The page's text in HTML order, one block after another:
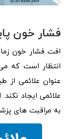
فشار خون
افت فشار خون
انتظار است که
عنوان علائمی
علائمی ایجاد
به مراقبت های